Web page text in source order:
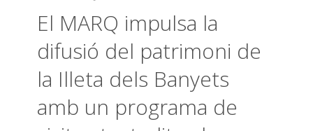
El MARQ impulsa la
difusió del patrimoni de
la Illeta dels Banyets
amb un programa de